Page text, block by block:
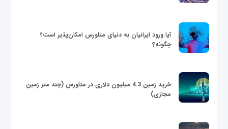
آیا ورود ایرانیان به دنیای متاورس امکان‌پذیر است؟
چگونه؟
خرید زمین 4.3 میلیون دلاری در متاورس (چند متر زمین
مجازی)